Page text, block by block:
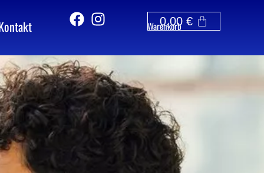
0,00€
Warenkorb